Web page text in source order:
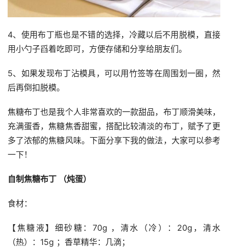
4、使用布丁瓶也是不错的选择，冷藏以后不用脱模，直接
用小勺子舀着吃即可，方便存储和分享给朋友们。
5、如果发现布丁沾模具，可以用竹签等在周围划一圈，然
后再倒扣脱模。
焦糖布丁也是我个人非常喜欢的一款甜品，布丁顺滑美味，
充满蛋香，焦糖焦香甜蜜，搭配比较清淡的布丁，赋予了更
多了浓郁的焦糖风味。下面分享下我的做法，大家可以参考
一下！
自制焦糖布丁 （炖蛋）
食材：
【焦糖液】细砂糖：70g ，清水（冷）：20g，清水
（热）：15g ；香草精华：几滴；